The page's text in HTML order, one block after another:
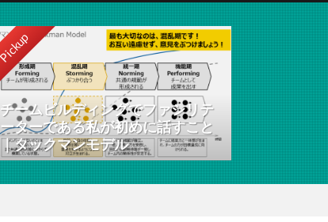
チームビルディングでファシリテ
ーターである私が初めに話すこと
｜タックマンモデル